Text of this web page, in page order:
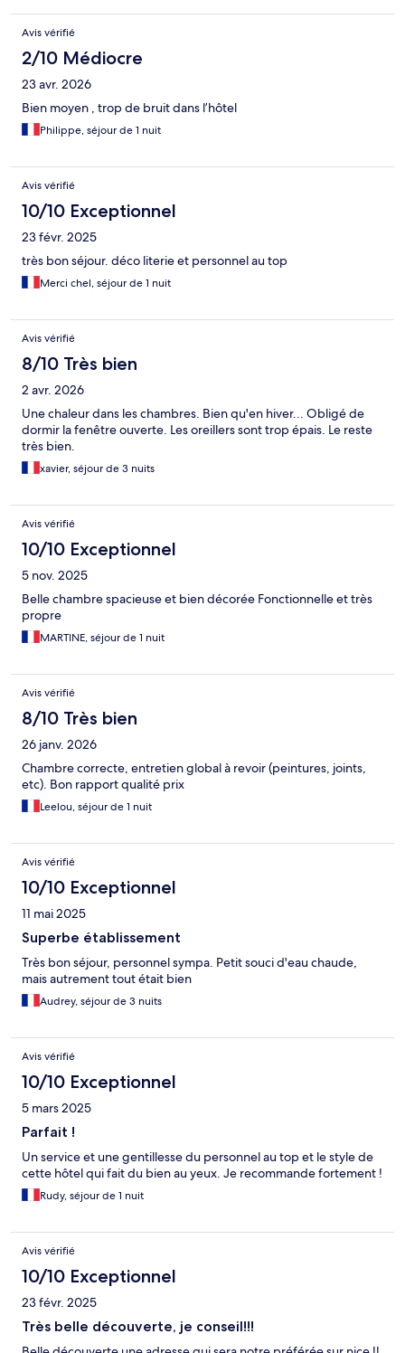
Avis vérifié
2/10 Médiocre
23 avr. 2026
Bien moyen , trop de bruit dans l’hôtel
Philippe, séjour de 1 nuit
Avis vérifié
10/10 Exceptionnel
23 févr. 2025
très bon séjour. déco literie et personnel au top
Merci chel, séjour de 1 nuit
Avis vérifié
8/10 Très bien
2 avr. 2026
Une chaleur dans les chambres. Bien qu'en hiver... Obligé de
dormir la fenêtre ouverte. Les oreillers sont trop épais. Le reste
très bien.
xavier, séjour de 3 nuits
Avis vérifié
10/10 Exceptionnel
5 nov. 2025
Belle chambre spacieuse et bien décorée Fonctionnelle et très
propre
MARTINE, séjour de 1 nuit
Avis vérifié
8/10 Très bien
26 janv. 2026
Chambre correcte, entretien global à revoir (peintures, joints,
etc). Bon rapport qualité prix
Leelou, séjour de 1 nuit
Avis vérifié
10/10 Exceptionnel
11 mai 2025
Superbe établissement
Très bon séjour, personnel sympa. Petit souci d'eau chaude,
mais autrement tout était bien
Audrey, séjour de 3 nuits
Avis vérifié
10/10 Exceptionnel
5 mars 2025
Parfait !
Un service et une gentillesse du personnel au top et le style de
cette hôtel qui fait du bien au yeux. Je recommande fortement !
Rudy, séjour de 1 nuit
Avis vérifié
10/10 Exceptionnel
23 févr. 2025
Très belle découverte, je conseil!!!